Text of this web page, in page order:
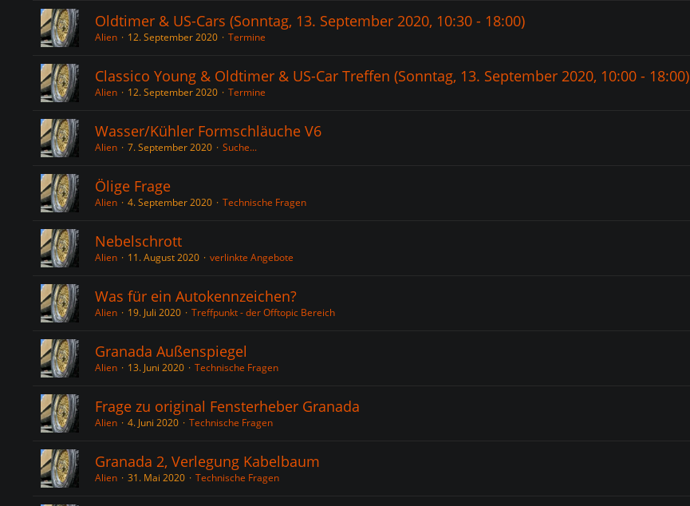
Oldtimer & US-Cars (Sonntag, 13. September 2020, 10:30 - 18:00)
Alien 12. September 2020 Termine
Classico Young & Oldtimer & US-Car Treffen (Sonntag, 13. September 2020, 10:00 - 18:00)
Alien 12. September 2020 Termine
Wasser/Kühler Formschläuche V6
Alien 7. September 2020 Suche...
Ölige Frage
Alien 4. September 2020 Technische Fragen
Nebelschrott
Alien 11. August 2020 verlinkte Angebote
Was für ein Autokennzeichen?
Alien 19. Juli 2020 Treffpunkt - der Offtopic Bereich
Granada Außenspiegel
Alien 13. Juni 2020 Technische Fragen
Frage zu original Fensterheber Granada
Alien 4. Juni 2020 Technische Fragen
Granada 2, Verlegung Kabelbaum
Alien 31. Mai 2020 Technische Fragen